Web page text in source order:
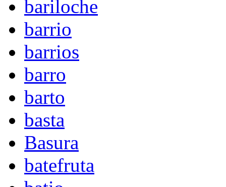
bariloche
barrio
barrios
barro
barto
basta
Basura
batefruta